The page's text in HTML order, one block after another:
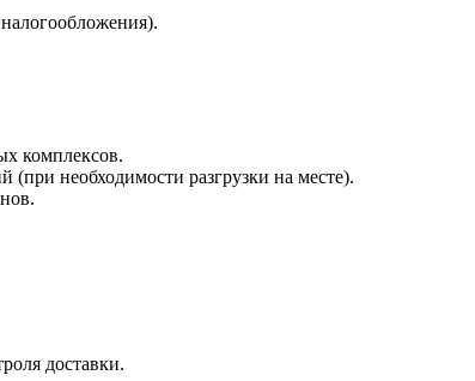
комплексов.
необходимости разгрузки на месте).
доставки.